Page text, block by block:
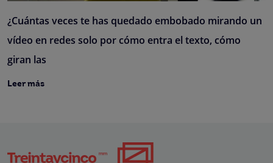
¿Cuántas veces te has quedado embobado mirando un
vídeo en redes solo por cómo entra el texto, cómo
giran las
Leer más